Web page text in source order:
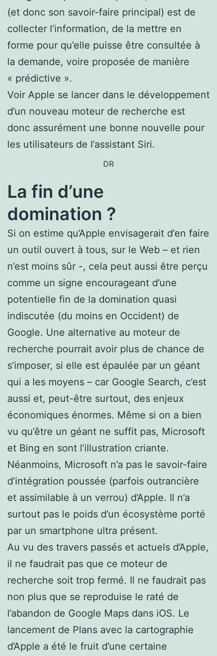
(et donc son savoir-faire principal) est de
collecter l’information, de la mettre en
forme pour qu’elle puisse être consultée à
la demande, voire proposée de manière
« prédictive ».
Voir Apple se lancer dans le développement
d’un nouveau moteur de recherche est
donc assurément une bonne nouvelle pour
les utilisateurs de l’assistant Siri.
DR
La fin d’une
domination ?
Si on estime qu’Apple envisagerait d’en faire
un outil ouvert à tous, sur le Web – et rien
n’est moins sûr -, cela peut aussi être perçu
comme un signe encourageant d’une
potentielle fin de la domination quasi
indiscutée (du moins en Occident) de
Google. Une alternative au moteur de
recherche pourrait avoir plus de chance de
s’imposer, si elle est épaulée par un géant
qui a les moyens – car Google Search, c’est
aussi et, peut-être surtout, des enjeux
économiques énormes. Même si on a bien
vu qu’être un géant ne suffit pas, Microsoft
et Bing en sont l’illustration criante.
Néanmoins, Microsoft n’a pas le savoir-faire
d’intégration poussée (parfois outrancière
et assimilable à un verrou) d’Apple. Il n’a
surtout pas le poids d’un écosystème porté
par un smartphone ultra présent.
Au vu des travers passés et actuels d’Apple,
il ne faudrait pas que ce moteur de
recherche soit trop fermé. Il ne faudrait pas
non plus que se reproduise le raté de
l’abandon de Google Maps dans iOS. Le
lancement de Plans avec la cartographie
d’Apple a été le fruit d’une certaine